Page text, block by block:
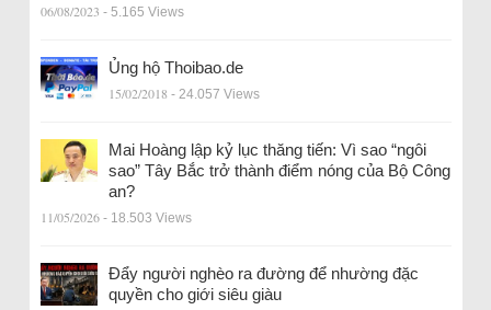
06/08/2023 - 5.165 Views
Ủng hộ Thoibao.de
15/02/2018 - 24.057 Views
Mai Hoàng lập kỷ lục thăng tiến: Vì sao “ngôi
sao” Tây Bắc trở thành điểm nóng của Bộ Công
an?
11/05/2026 - 18.503 Views
Đẩy người nghèo ra đường để nhường đặc
quyền cho giới siêu giàu